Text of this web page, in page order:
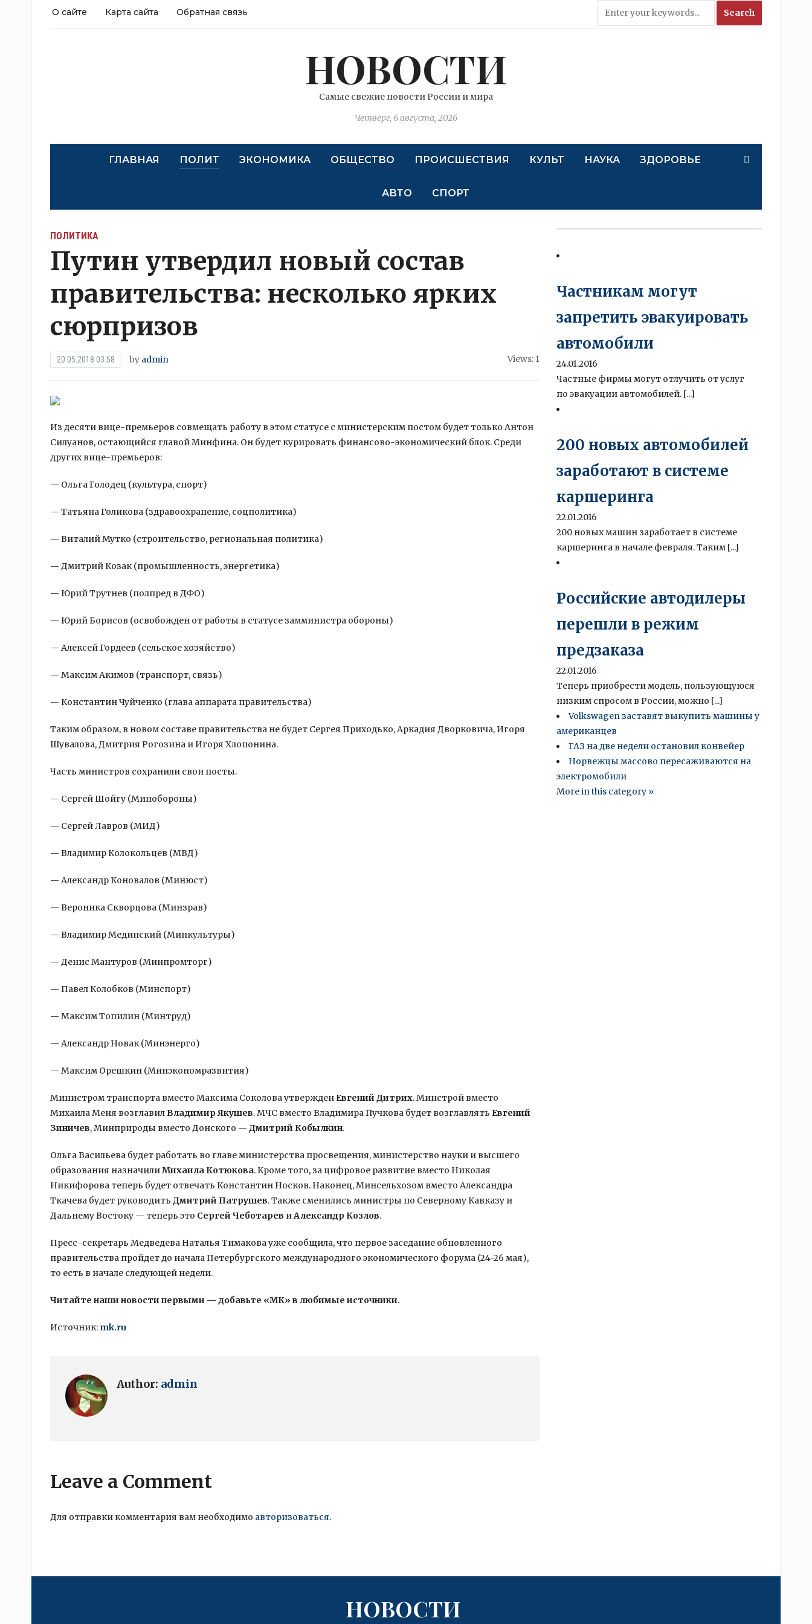
О сайте Карта сайта Обратная связь
НОВОСТИ
Самые свежие новости России и мира
Четверг, 6 августа, 2026
ГЛАВНАЯ ПОЛИТ ЭКОНОМИКА ОБЩЕСТВО ПРОИСШЕСТВИЯ КУЛЬТ НАУКА ЗДОРОВЬЕ
АВТО СПОРТ
ПОЛИТИКА
Путин утвердил новый состав
правительства: несколько ярких
сюрпризов
20.05.2018 03:58 by admin Views: 1
Из десяти вице-премьеров совмещать работу в этом статусе с министерским постом будет только Антон
Силуанов, остающийся главой Минфина. Он будет курировать финансово-экономический блок. Среди
других вице-премьеров:
— Ольга Голодец (культура, спорт)
— Татьяна Голикова (здравоохранение, соцполитика)
— Виталий Мутко (строительство, региональная политика)
— Дмитрий Козак (промышленность, энергетика)
— Юрий Трутнев (полпред в ДФО)
— Юрий Борисов (освобожден от работы в статусе замминистра обороны)
— Алексей Гордеев (сельское хозяйство)
— Максим Акимов (транспорт, связь)
— Константин Чуйченко (глава аппарата правительства)
Таким образом, в новом составе правительства не будет Сергея Приходько, Аркадия Дворковича, Игоря
Шувалова, Дмитрия Рогозина и Игоря Хлопонина.
Часть министров сохранили свои посты.
— Сергей Шойгу (Минобороны)
— Сергей Лавров (МИД)
— Владимир Колокольцев (МВД)
— Александр Коновалов (Минюст)
— Вероника Скворцова (Минзрав)
— Владимир Мединский (Минкультуры)
— Денис Мантуров (Минпромторг)
— Павел Колобков (Минспорт)
— Максим Топилин (Минтруд)
— Александр Новак (Минэнерго)
— Максим Орешкин (Минэкономразвития)
Министром транспорта вместо Максима Соколова утвержден Евгений Дитрих. Минстрой вместо
Михаила Меня возглавилВладимир Якушев. МЧС вместо Владимира Пучкова будет возглавлять Евгений
Зиничев, Минприроды вместо Донского — Дмитрий Кобылкин.
Ольга Васильева будет работать во главе министерства просвещения, министерство науки и высшего
образования назначилиМихаила Котюкова. Кроме того, за цифровое развитие вместо Николая
Никифорова теперь будет отвечать Константин Носков. Наконец, Минсельхозом вместо Александра
Ткачева будет руководить Дмитрий Патрушев. Также сменились министры по Северному Кавказу и
Дальнему Востоку — теперь это Сергей Чеботарев иАлександр Козлов.
Пресс-секретарь Медведева Наталья Тимакова уже сообщила, что первое заседание обновленного
правительства пройдет до начала Петербургского международного экономического форума (24-26 мая),
то есть в начале следующей недели.
Читайте наши новости первыми — добавьте «МК» в любимые источники.
Источник: mk.ru
Author: admin
Leave a Comment
Для отправки комментария вам необходимо авторизоваться.
Частникам могут
запретить эвакуировать
автомобили
24.01.2016
Частные фирмы могут отлучить от услуг
по эвакуации автомобилей. [...]
200 новых автомобилей
заработают в системе
каршеринга
22.01.2016
200 новых машин заработает в системе
каршеринга в начале февраля. Таким [...]
Российские автодилеры
перешли в режим
предзаказа
22.01.2016
Теперь приобрести модель, пользующуюся
низким спросом в России, можно [...]
Volkswagen заставят выкупить машины у
американцев
ГАЗ на две недели остановил конвейер
Норвежцы массово пересаживаются на
электромобили
More in this category »
НОВОСТИ